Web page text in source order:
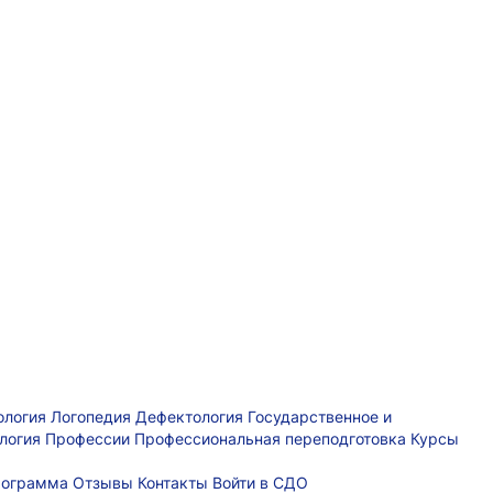
Логопедия Дефектология Государственное и
Профессии Профессиональная переподготовка Курсы
Отзывы Контакты Войти в СДО